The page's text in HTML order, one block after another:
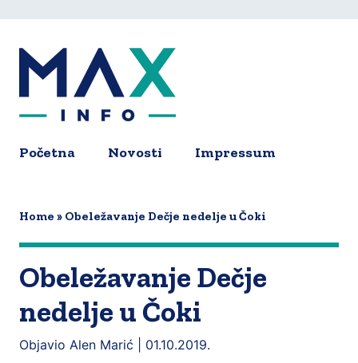
to
content
Početna Novosti Impressum
Home Obeležavanje Dečje nedelje u Čoki
Obeležavanje Dečje
nedelje u Čoki
Objavio Alen Marić | 01.10.2019.